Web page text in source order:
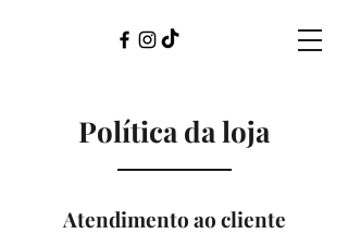
Política da loja
Atendimento ao cliente